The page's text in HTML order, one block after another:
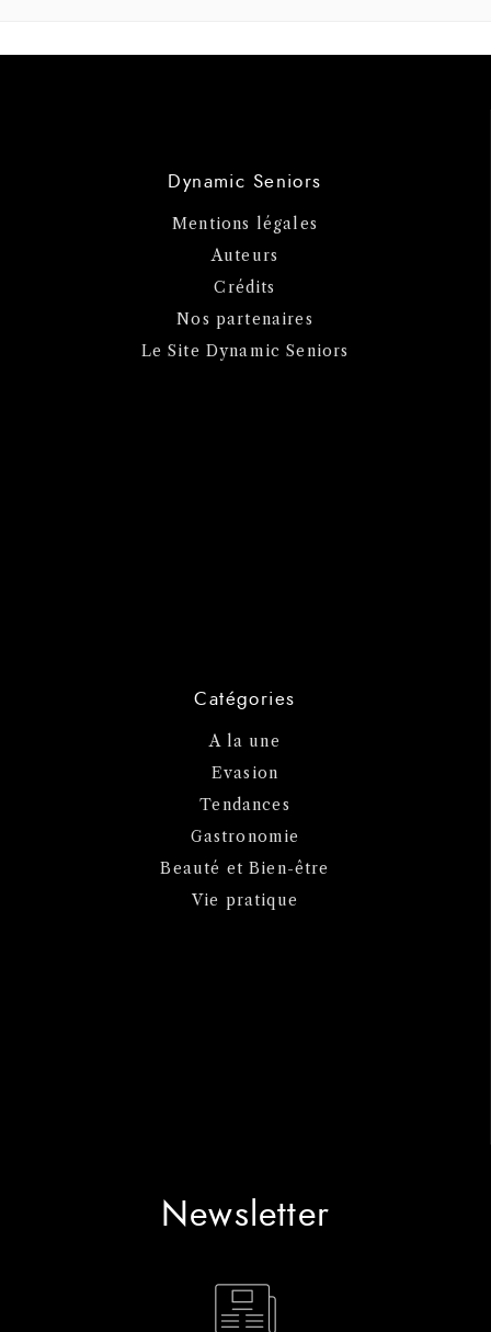
Dynamic Seniors
Mentions légales
Auteurs
Crédits
Nos partenaires
Le Site Dynamic Seniors
Catégories
A la une
Evasion
Tendances
Gastronomie
Beauté et Bien-être
Vie pratique
Newsletter